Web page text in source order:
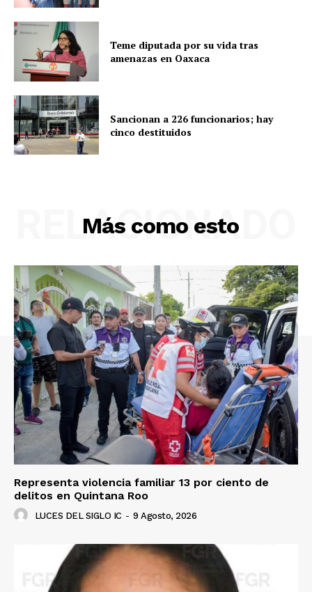
Teme diputada por su vida tras
amenazas en Oaxaca
Sancionan a 226 funcionarios; hay
cinco destituidos
Más como esto
RELACIONADO
Representa violencia familiar 13 por ciento de
delitos en Quintana Roo
LUCES DEL SIGLO IC - 9 Agosto, 2026